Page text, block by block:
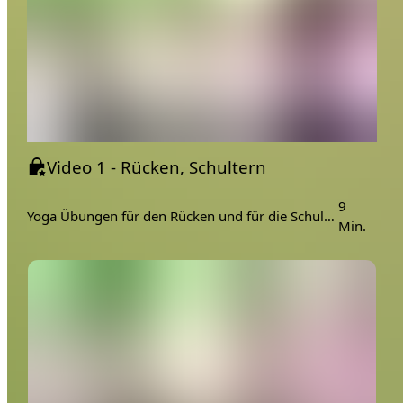
Video 1 - Rücken, Schultern
Yoga Übungen für den Rücken und für die Schultern
9
Min.